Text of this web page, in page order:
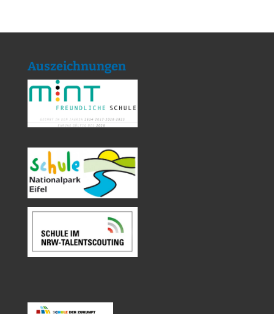
Auszeichnungen